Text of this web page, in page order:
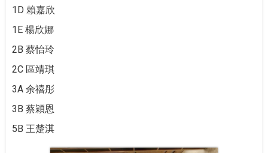
1D 賴嘉欣
1E 楊欣娜
2B 蔡怡玲
2C 區靖琪
3A 余禧彤
3B 蔡穎恩
5B 王楚淇